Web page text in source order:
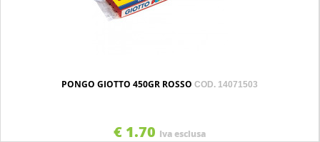
PONGO GIOTTO 450GR ROSSO COD. 14071503
€ 1.70 Iva esclusa